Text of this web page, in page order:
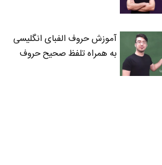
آموزش حروف الفبای انگلیسی
به همراه تلفظ صحیح حروف